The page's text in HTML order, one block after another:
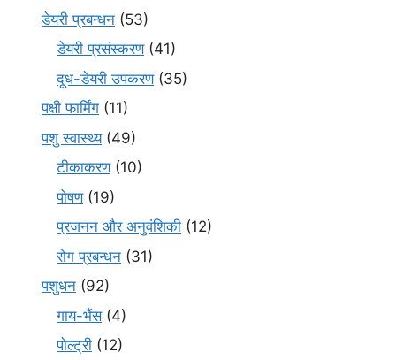
डेयरी प्रबन्धन (53)
डेयरी प्रसंस्करण(41)
दूध-डेयरी उपकरण(35)
पक्षी फार्मिंग (11)
पशु स्वास्थ्य(49)
टीकाकरण(10)
पोषण(19)
प्रजनन और अनुवंशिकी (12)
रोग प्रबन्धन (31)
पशुधन (92)
गाय-भैंस(4)
पोल्ट्री (12)